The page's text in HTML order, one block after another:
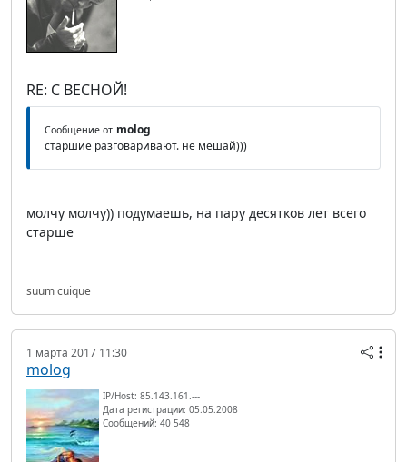
RE: С ВЕСНОЙ!
Сообщение от molog
старшие разговаривают. не мешай)))
молчу молчу)) подумаешь, на пару десятков лет всего
старше
suum cuique
1 марта 2017 11:30
molog
IP/Host: 85.143.161.---
Дата регистрации: 05.05.2008
Сообщений: 40 548